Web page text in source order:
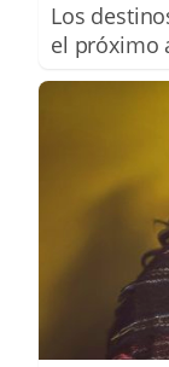
Los
el próximo